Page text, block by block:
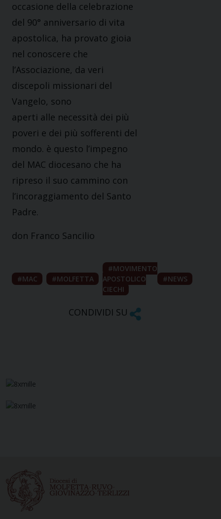
occasione della celebrazione
del 90° anniversario di vita
apostolica, ha provato gioia
nel conoscere che
l’Associazione, da veri
discepoli missionari del
Vangelo, sono
aperti alle necessità dei più
poveri e dei più sofferenti del
mondo. è questo l’impegno
del MAC diocesano che ha
ripreso il suo cammino con
l’incoraggiamento del Santo
Padre.
don Franco Sancilio
MAC MOLFETTA
MOVIMENTO
APOSTOLICO
CIECHI
NEWS
CONDIVIDI SU